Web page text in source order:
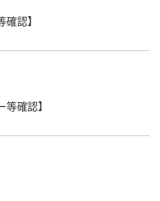
認】
確認】